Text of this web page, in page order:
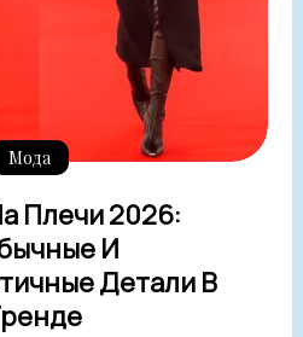
Мода
Плечи 2026:
И
Детали В